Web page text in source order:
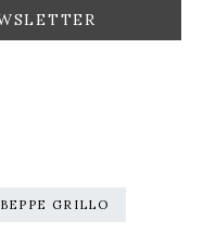
BEPPE GRILLO